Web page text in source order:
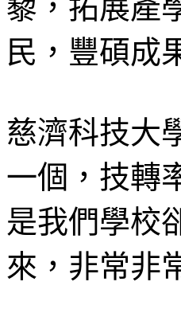
藜，拓展產
民，豐碩成
慈濟科技大
一個，技轉
是我們學校
來，非常非